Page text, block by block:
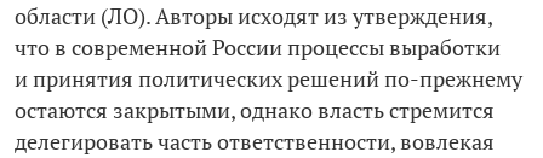
области (ЛО). Авторы исходят из утверждения,
что в современной России процессы выработки
и принятия политических решений по-прежнему
остаются закрытыми, однако власть стремится
делегировать часть ответственности, вовлекая